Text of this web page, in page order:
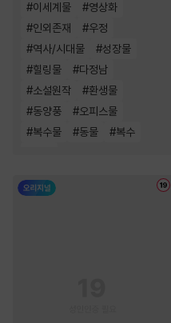
#이세계물 #영상화
#인외존재 #우정
#역사/시대물 #성장물
#힐링물 #다정남
#소설원작 #환생물
#동양풍 #오피스물
#복수물 #동물 #복수